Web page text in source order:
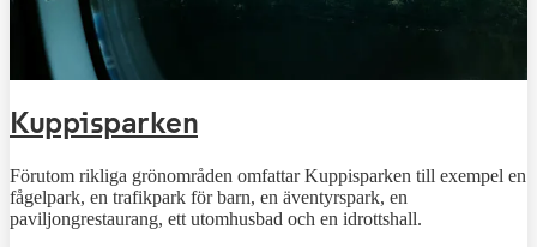
Kuppisparken
Förutom rikliga grönområden omfattar Kuppisparken till exempel en
fågelpark, en trafikpark för barn, en äventyrspark, en
paviljongrestaurang, ett utomhusbad och en idrottshall.